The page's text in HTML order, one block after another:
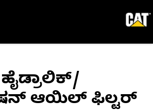
ಆಯಿಲ್ ಫಿಲ್ಟರ್